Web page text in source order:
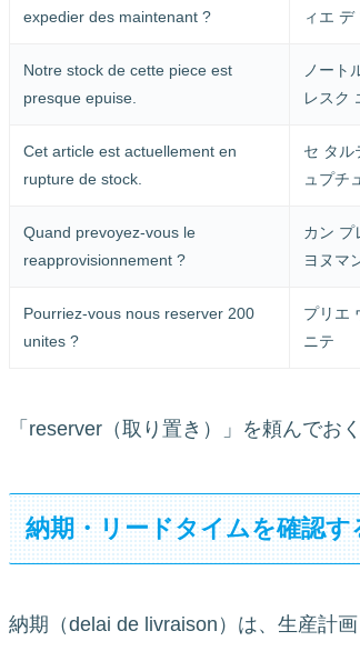
expedier des maintenant ?
ィエ デ
Notre stock de cette piece est
presque epuise.
ノート
レスク
Cet article est actuellement en
rupture de stock.
セ タル
ュプチ
Quand prevoyez-vous le
reapprovisionnement ?
カン プ
ヨヌマ
Pourriez-vous nous reserver 200
unites ?
プリエ
ニテ
「reserver（取り置き）」を頼んでお
納期・リードタイムを確認す
納期（delai de livraison）は、生産計